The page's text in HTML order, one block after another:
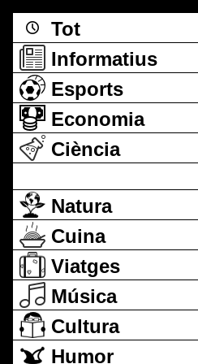
Tot
Informatius
Esports
Economia
Ciència
Natura
Cuina
Viatges
Música
Cultura
Humor